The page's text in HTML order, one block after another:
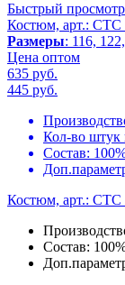
Быстрый просмотр
Костюм, арт.: CTC
Размеры: 116,
Цена оптом
635 руб.
445 руб.
Кол-во штук
Состав:
Костюм, арт.: CTC
Состав: